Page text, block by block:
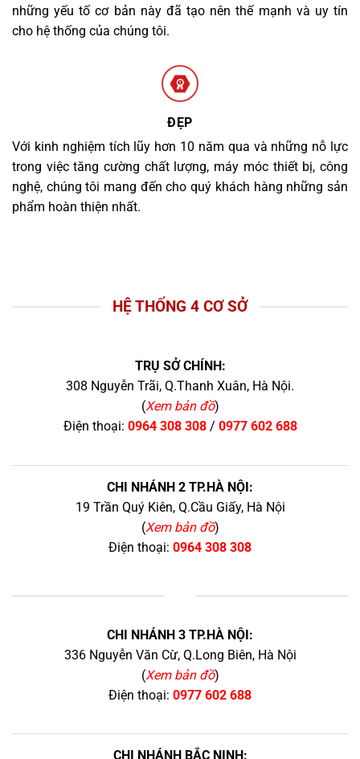
những yếu tố cơ bản này đã tạo nên thế mạnh và uy tín
cho hệ thống của chúng tôi.
ĐẸP
Với kinh nghiệm tích lũy hơn 10 năm qua và những nỗ lực
trong việc tăng cường chất lượng, máy móc thiết bị, công
nghệ, chúng tôi mang đến cho quý khách hàng những sản
phẩm hoàn thiện nhất.
HỆ THỐNG 4 CƠ SỞ
TRỤ SỞ CHÍNH:
308 Nguyễn Trãi, Q.Thanh Xuân, Hà Nội.
(Xem bản đồ)
Điện thoại: 0964 308 308/ 0977 602 688
CHI NHÁNH 2 TP.HÀ NỘI:
19 Trần Quý Kiên, Q.Cầu Giấy, Hà Nội
(Xem bản đồ)
Điện thoại: 0964 308 308
CHI NHÁNH 3 TP.HÀ NỘI:
336 Nguyễn Văn Cừ, Q.Long Biên, Hà Nội
(Xem bản đồ)
Điện thoại: 0977 602 688
CHI NHÁNH BẮC NINH: